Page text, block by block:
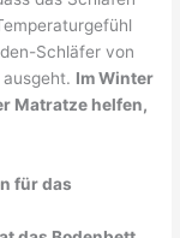
Schläfer von
Im Winter
Matratze helfen,
für das